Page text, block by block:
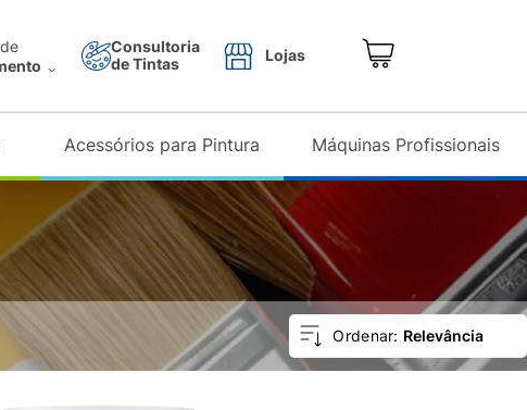
Consultoria
de Tintas
Lojas
Acessórios para Pintura Máquinas Profissionais
Relevância